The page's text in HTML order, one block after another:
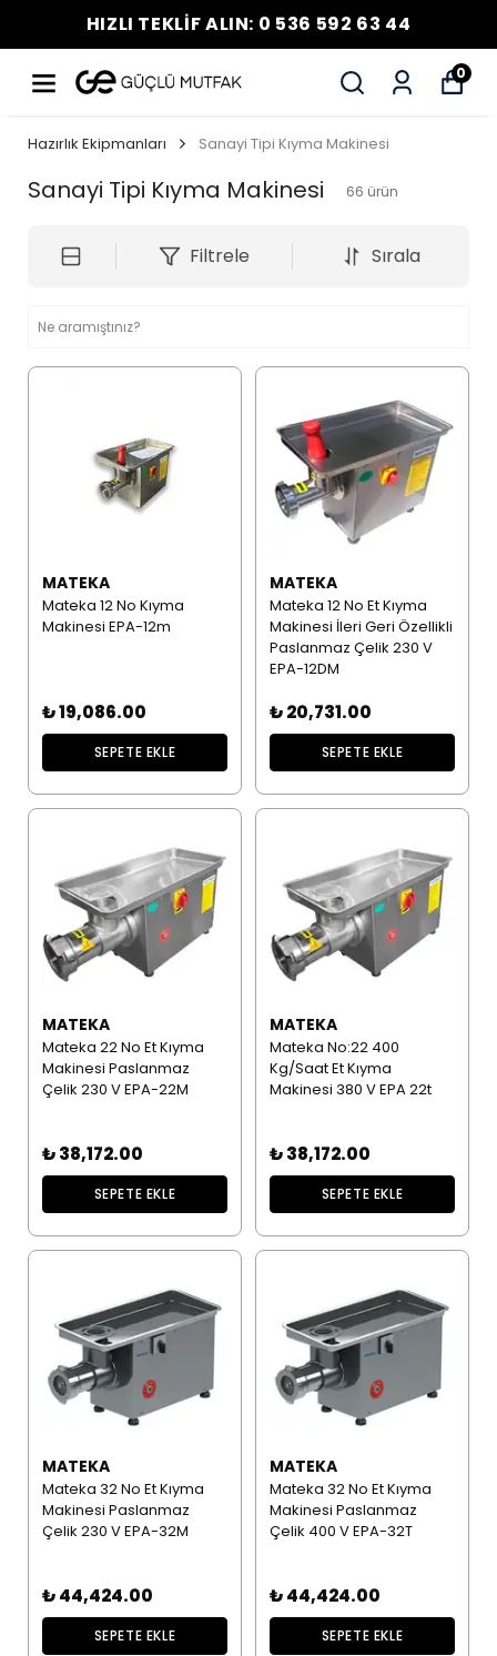
HIZLI TEKLİF ALIN: 0 536 592 63 44
0
Hazırlık Ekipmanları Sanayi Tipi Kıyma Makinesi
Sanayi Tipi Kıyma Makinesi 66 ürün
Filtrele Sırala
MATEKA
Mateka 12 No Kıyma
Makinesi EPA-12m
₺ 19,086.00
SEPETE EKLE
MATEKA
Mateka 12 No Et Kıyma
Makinesi İleri Geri Özellikli
Paslanmaz Çelik 230 V
EPA-12DM
₺ 20,731.00
SEPETE EKLE
MATEKA
Mateka 22 No Et Kıyma
Makinesi Paslanmaz
Çelik 230 V EPA-22M
₺ 38,172.00
SEPETE EKLE
MATEKA
Mateka No:22 400
Kg/Saat Et Kıyma
Makinesi 380 V EPA 22t
₺ 38,172.00
SEPETE EKLE
MATEKA
Mateka 32 No Et Kıyma
Makinesi Paslanmaz
Çelik 230 V EPA-32M
₺ 44,424.00
SEPETE EKLE
MATEKA
Mateka 32 No Et Kıyma
Makinesi Paslanmaz
Çelik 400 V EPA-32T
₺ 44,424.00
SEPETE EKLE